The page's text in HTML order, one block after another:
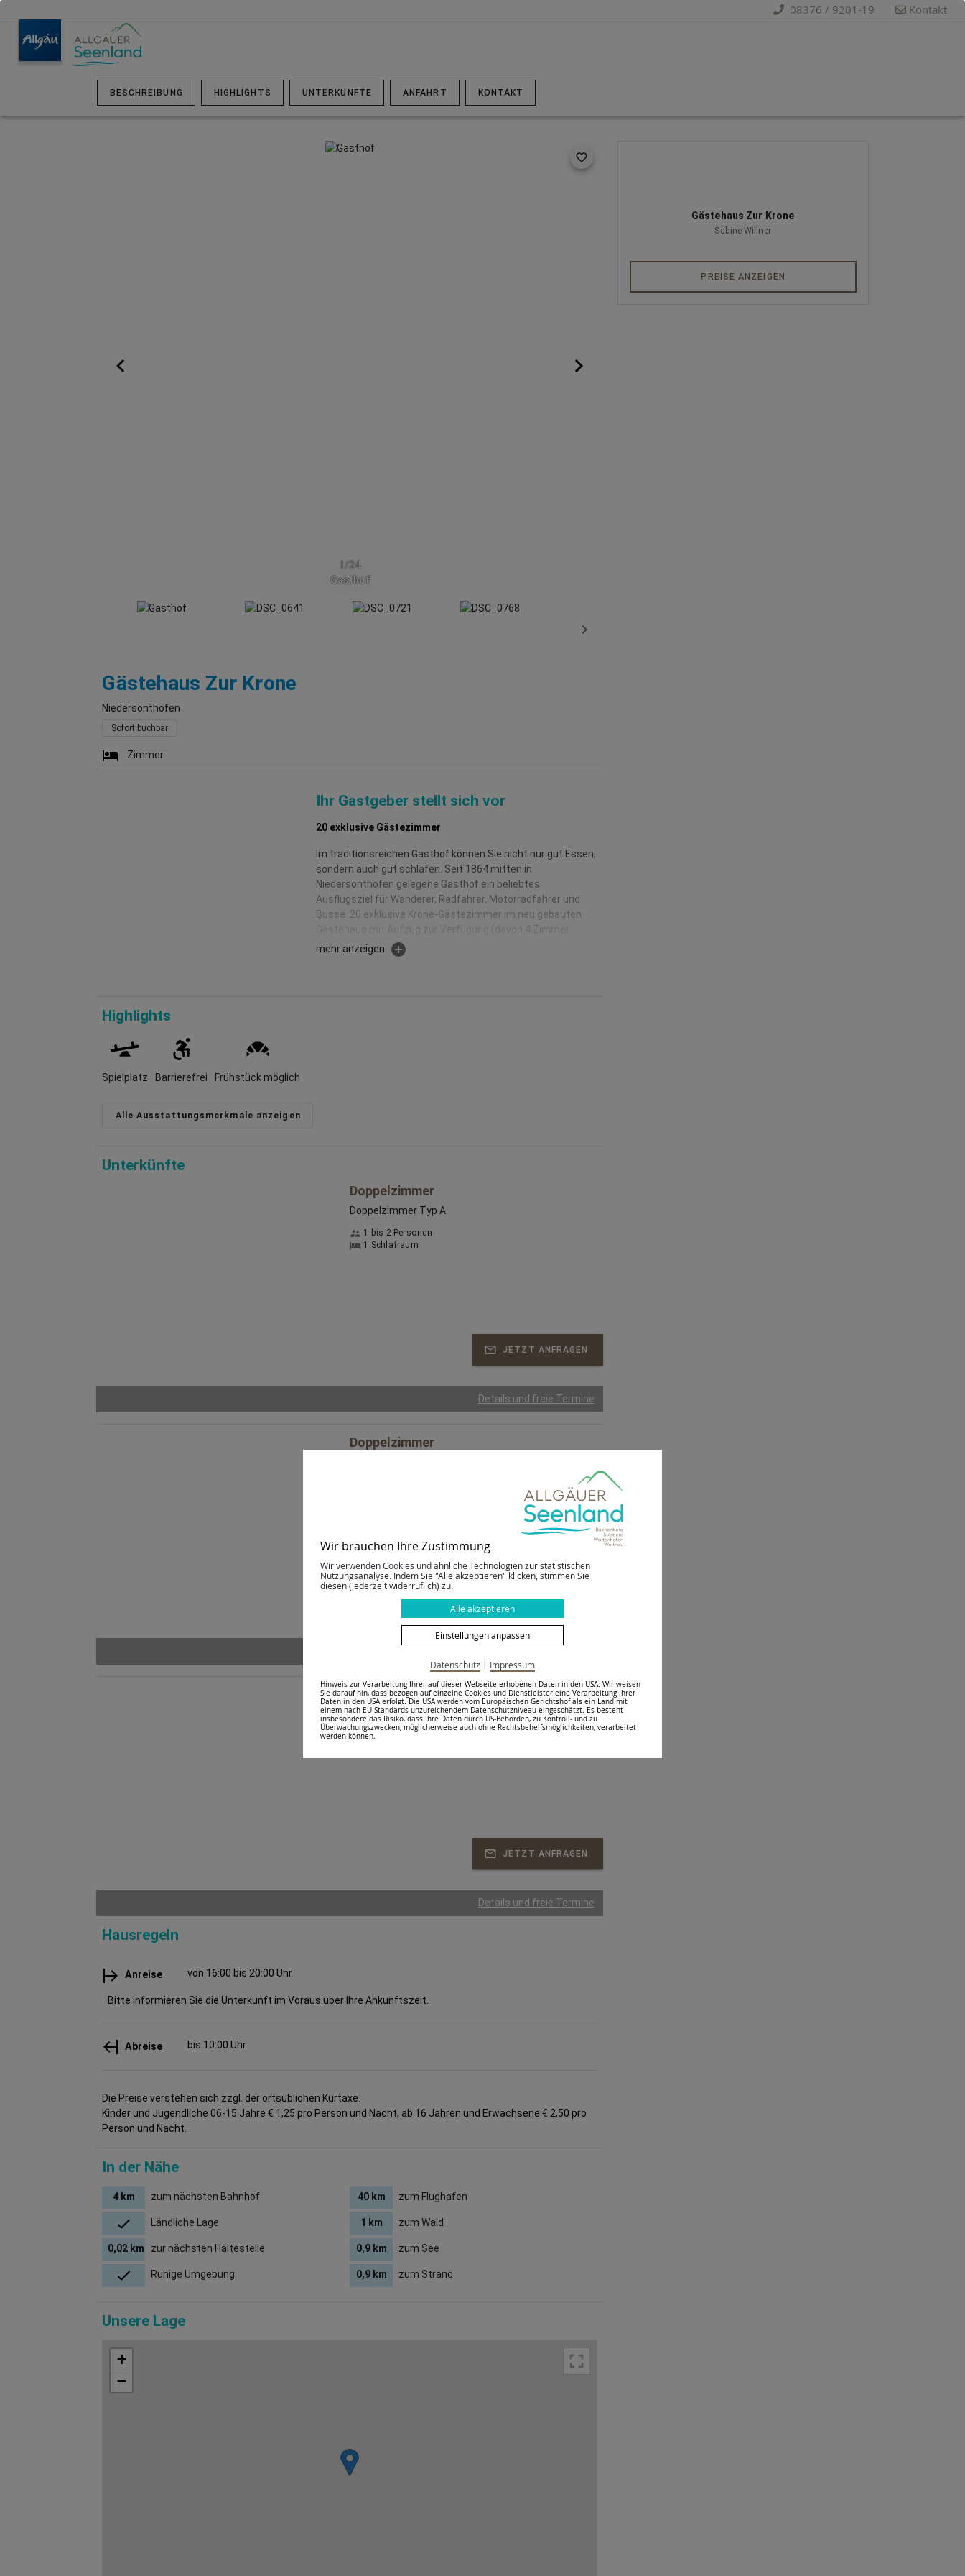
08376 / 9201-19 Kontakt
BESCHREIBUNG HIGHLIGHTS UNTERKÜNFTE ANFAHRT KONTAKT
Gästehaus Zur Krone
Sabine Willner
PREISE ANZEIGEN
1/24
Gasthof
Gästehaus Zur Krone
Niedersonthofen
Sofort buchbar
Zimmer
Ihr Gastgeber stellt sich vor
20 exklusive Gästezimmer
Im traditionsreichen Gasthof können Sie nicht nur gut Essen,
sondern auch gut schlafen. Seit 1864 mitten in
Niedersonthofen gelegene Gasthof ein beliebtes
Ausflugsziel für Wanderer, Radfahrer, Motorradfahrer und
Busse. 20 exklusive Krone-Gästezimmer im neu gebauten
Gästehaus mit Aufzug zur Verfügung (davon 4 Zimmer
barrierefrei bzw. senioren-freundlich).
mehr anzeigen
Highlights
Spielplatz Barrierefrei Frühstück möglich
Alle Ausstattungsmerkmale anzeigen
Unterkünfte
Doppelzimmer
Doppelzimmer Typ A
1 bis 2 Personen
1 Schlafraum
JETZT ANFRAGEN
Details und freie Termine
Doppelzimmer
JETZT ANFRAGEN
Doppelzimmer
Doppelzimmer Typ C
1 bis 2 Personen
JETZT ANFRAGEN
Details und freie Termine
Hausregeln
Anreise von 16:00 bis 20:00 Uhr
Bitte informieren Sie die Unterkunft im Voraus über Ihre Ankunftszeit.
Abreise bis 10:00 Uhr
Die Preise verstehen sich zzgl. der ortsüblichen Kurtaxe.
Kinder und Jugendliche 06-15 Jahre € 1,25 pro Person und Nacht, ab 16 Jahren und Erwachsene € 2,50 pro
Person und Nacht.
In der Nähe
4 km zum nächsten Bahnhof 40 km zum Flughafen
Ländliche Lage 1 km zum Wald
0,02 km zur nächsten Haltestelle 0,9 km zum See
Ruhige Umgebung 0,9 km zum Strand
Unsere Lage
+
−
Wir brauchen Ihre Zustimmung
Wir verwenden Cookies und ähnliche Technologien zur statistischen
Nutzungsanalyse. Indem Sie "Alle akzeptieren" klicken, stimmen Sie
diesen (jederzeit widerruflich) zu.
Alle akzeptieren
Einstellungen anpassen
Datenschutz | Impressum
Hinweis zur Verarbeitung Ihrer auf dieser Webseite erhobenen Daten in den USA: Wir weisen
Sie darauf hin, dass bezogen auf einzelne Cookies und Dienstleister eine Verarbeitung Ihrer
Daten in den USA erfolgt. Die USA werden vom Europäischen Gerichtshof als ein Land mit
einem nach EU-Standards unzureichendem Datenschutzniveau eingeschätzt. Es besteht
insbesondere das Risiko, dass Ihre Daten durch US-Behörden, zu Kontroll- und zu
Überwachungszwecken, möglicherweise auch ohne Rechtsbehelfsmöglichkeiten, verarbeitet
werden können.